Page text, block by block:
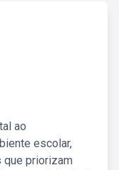
ao
escolar,
priorizam